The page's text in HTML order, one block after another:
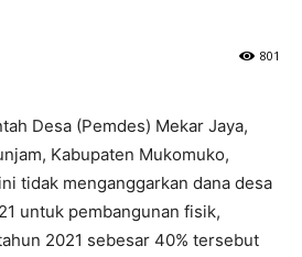
801
Desa (Pemdes) Mekar Jaya,
Kabupaten Mukomuko,
tidak menganggarkan dana desa
untuk pembangunan fisik,
2021 sebesar 40% tersebut